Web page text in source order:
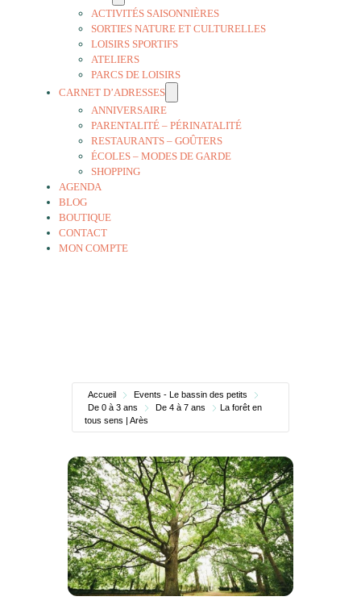
ACTIVITÉS SAISONNIÈRES
SORTIES NATURE ET CULTURELLES
LOISIRS SPORTIFS
ATELIERS
PARCS DE LOISIRS
CARNET D’ADRESSES
ANNIVERSAIRE
PARENTALITÉ – PÉRINATALITÉ
RESTAURANTS – GOÛTERS
ÉCOLES – MODES DE GARDE
SHOPPING
AGENDA
BLOG
BOUTIQUE
CONTACT
MON COMPTE
Accueil
Events - Le bassin des petits
De 0 à 3 ans
De 4 à 7 ans
La forêt en
tous sens | Arès